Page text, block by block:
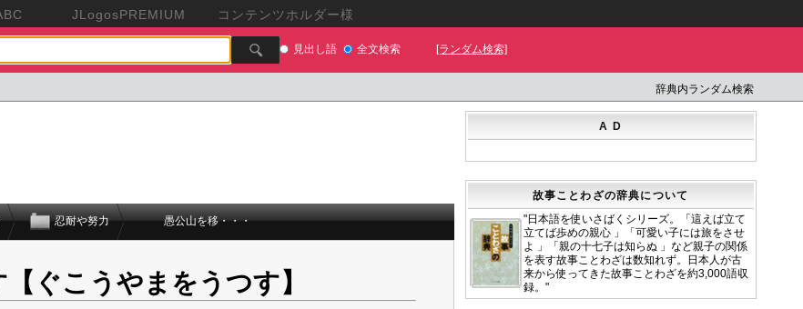
JLogosPREMIUM コンテンツホルダー様
見出し語 全文検索 [ランダム検索]
辞典内ランダム検索
忍耐や努力 愚公山を移・・・
ぐこうやまをうつす】
A D
故事ことわざの辞典について
"日本語を使いさばくシリーズ。「這えば立て
立てば歩めの親心 」「可愛い子には旅をさせ
よ 」「親の十七子は知らぬ 」など親子の関係
を表す故事ことわざは数知れず。日本人が古
来から使ってきた故事ことわざを約3,000語収
録。"